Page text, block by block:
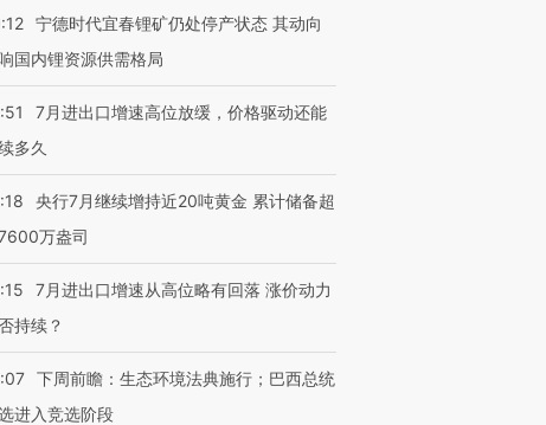
宁德时代宜春锂矿仍处停产状态 其动向
国内锂资源供需格局
7月进出口增速高位放缓，价格驱动还能
多久
央行7月继续增持近20吨黄金 累计储备超
万盎司
7月进出口增速从高位略有回落 涨价动力
持续？
下周前瞻：生态环境法典施行；巴西总统
进入竞选阶段